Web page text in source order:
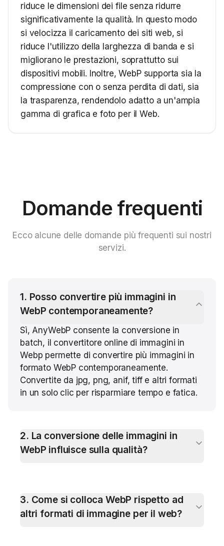
riduce le dimensioni dei file senza ridurre
significativamente la qualità. In questo modo
si velocizza il caricamento dei siti web, si
riduce l'utilizzo della larghezza di banda e si
migliorano le prestazioni, soprattutto sui
dispositivi mobili. Inoltre, WebP supporta sia la
compressione con o senza perdita di dati, sia
la trasparenza, rendendolo adatto a un'ampia
gamma di grafica e foto per il Web.
Domande frequenti
Ecco alcune delle domande più frequenti sui nostri
servizi.
1. Posso convertire più immagini in
WebP contemporaneamente?
Sì, AnyWebP consente la conversione in
batch, il convertitore online di immagini in
Webp permette di convertire più immagini in
formato WebP contemporaneamente.
Convertite da jpg, png, anif, tiff e altri formati
in un solo clic per risparmiare tempo e fatica.
2. La conversione delle immagini in
WebP influisce sulla qualità?
3. Come si colloca WebP rispetto ad
altri formati di immagine per il web?